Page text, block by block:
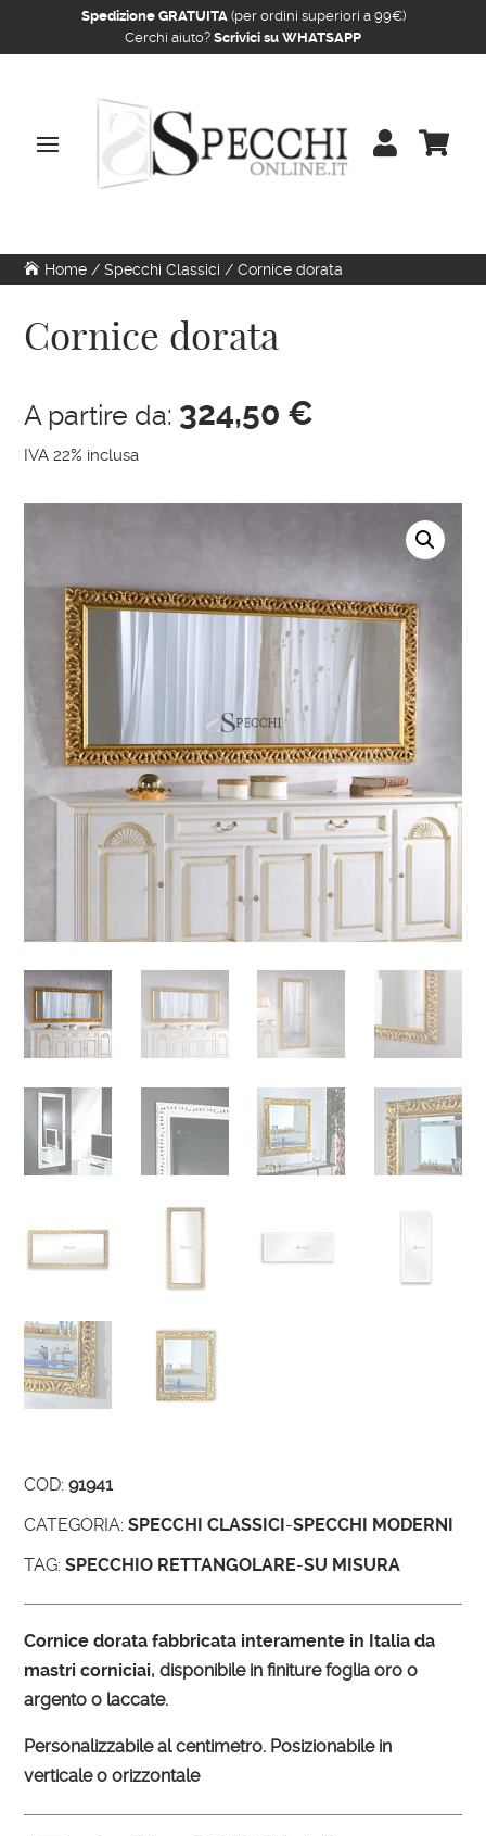
Spedizione GRATUITA(per ordini superiori a 99€)
Cerchi aiuto? Scrivici su WHATSAPP
 
Home /Specchi Classici / Cornice dorata
Cornice dorata
A partire da: 324,50 €
IVA 22% inclusa
COD:91941
CATEGORIA:SPECCHI CLASSICI -SPECCHI MODERNI
TAG:SPECCHIO RETTANGOLARE-SU MISURA
Cornice dorata fabbricata interamente in Italia da
mastri corniciai, disponibile in finiture foglia oro o
argento o laccate.
Personalizzabile al centimetro. Posizionabile in
verticale o orizzontale